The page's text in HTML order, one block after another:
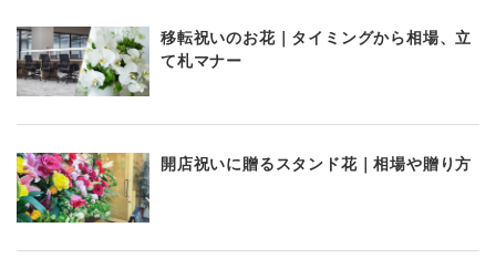
移転祝いのお花｜タイミングから相場、立
て札マナー
開店祝いに贈るスタンド花｜相場や贈り方